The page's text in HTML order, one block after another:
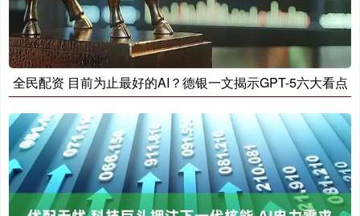
全民配资 目前为止最好的AI？德银一文揭示GPT-5六大看点